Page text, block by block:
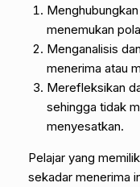
menemukan
Menganalisis
menerima atau
Merefleksikan
sehingga tidak
menyesatkan.
Pelajar yang
sekadar menerima